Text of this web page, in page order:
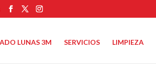
LUNAS 3M SERVICIOS LIMPIEZA